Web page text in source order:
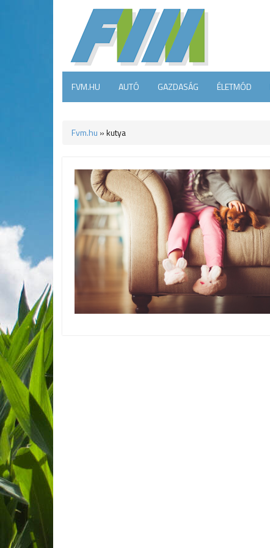
FVM.HU AUTÓ GAZDASÁG ÉLETMÓD
Fvm.hu »kutya